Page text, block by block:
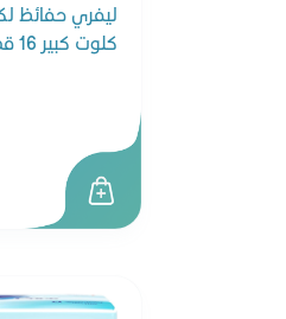
ليفري حفائظ
كلوت كبير 16 قطعة